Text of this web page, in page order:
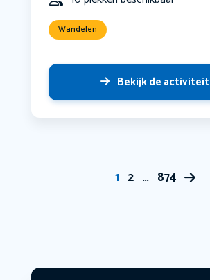
Wandelen
Bekijk de activiteit
1 2 … 874